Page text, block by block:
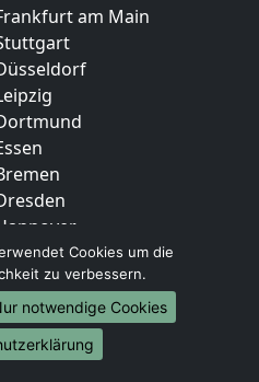
am Main
Cookies um die
zu verbessern.
notwendige Cookies